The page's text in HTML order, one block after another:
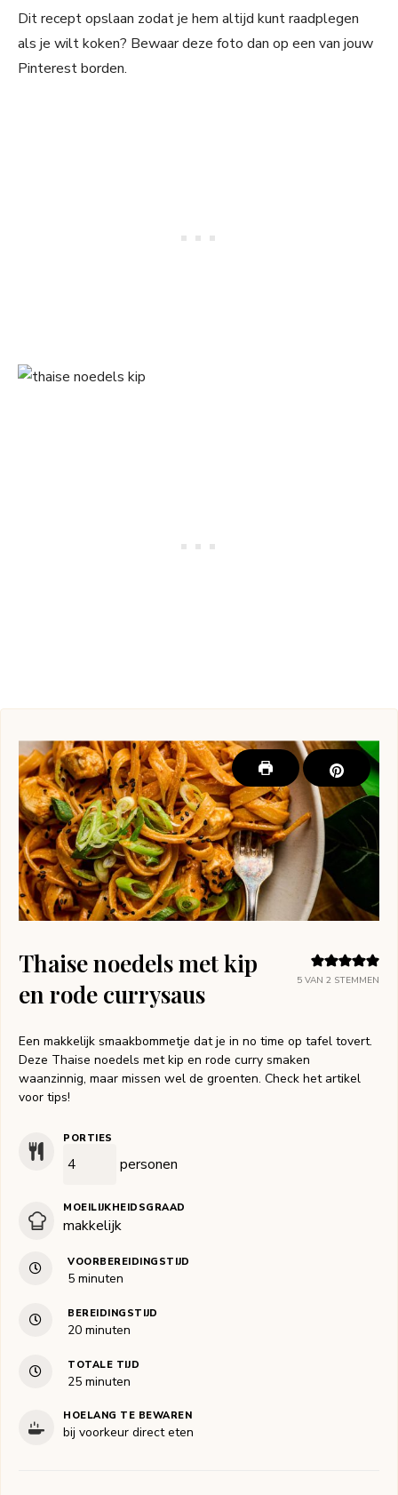
Dit recept opslaan zodat je hem altijd kunt raadplegen
als je wilt koken? Bewaar deze foto dan op een van jouw
Pinterest borden.
5 VAN 2 STEMMEN
Thaise noedels met kip
en rode currysaus
Een makkelijk smaakbommetje dat je in no time op tafel tovert.
Deze Thaise noedels met kip en rode curry smaken
waanzinnig, maar missen wel de groenten. Check het artikel
voor tips!
PORTIES
personen
MOEILIJKHEIDSGRAAD
makkelijk
VOORBEREIDINGSTIJD
5minuten
minuten
BEREIDINGSTIJD
20minuten
minuten
TOTALE TIJD
25minuten
minuten
HOELANG TE BEWAREN
bij voorkeur direct eten